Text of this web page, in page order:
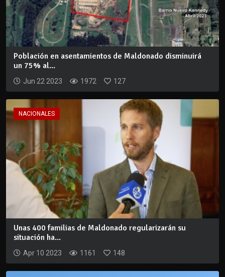
Población en asentamientos de Maldonado disminuirá
un 75% al...
Jun 22 2023 1972 127
NACIONALES
Unas 400 familias de Maldonado regularizarán su
situación ha...
Apr 10 2023 1161 148